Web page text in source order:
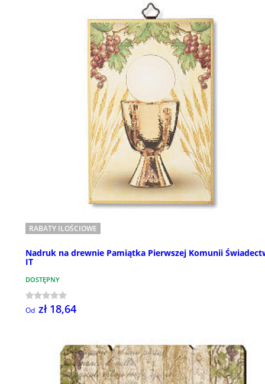
RABATY ILOŚCIOWE
Nadruk na drewnie Pamiątka Pierwszej Komunii
IT
DOSTĘPNY
Od zł 18,64